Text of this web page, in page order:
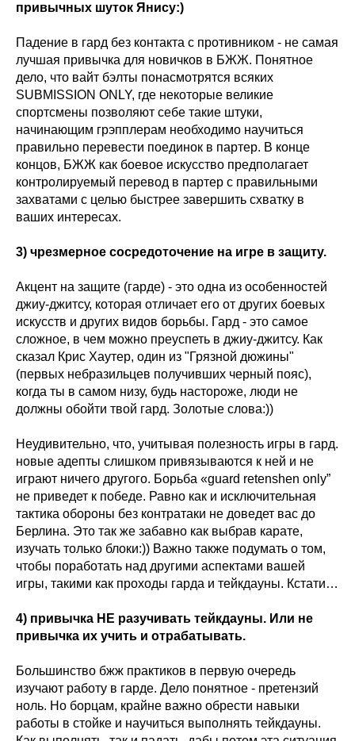
привычных шуток Янису:)
Падение в гард без контакта с противником - не самая
лучшая привычка для новичков в БЖЖ. Понятное
дело, что вайт бэлты понасмотрятся всяких
SUBMISSION ONLY, где некоторые великие
спортсмены позволяют себе такие штуки,
начинающим грэпплерам необходимо научиться
правильно перевести поединок в партер. В конце
концов, БЖЖ как боевое искусство предполагает
контролируемый перевод в партер с правильными
захватами с целью быстрее завершить схватку в
ваших интересах.
3) чрезмерное сосредоточение на игре в защиту.
Акцент на защите (гарде) - это одна из особенностей
джиу-джитсу, которая отличает его от других боевых
искусств и других видов борьбы. Гард - это самое
сложное, в чем можно преуспеть в джиу-джитсу. Как
сказал Крис Хаутер, один из "Грязной дюжины"
(первых небразильцев получивших черный пояс),
когда ты в самом низу, будь настороже, люди не
должны обойти твой гард. Золотые слова:))
Неудивительно, что, учитывая полезность игры в гард.
новые адепты слишком привязываются к ней и не
играют ничего другого. Борьба «guard retenshen only”
не приведет к победе. Равно как и исключительная
тактика обороны без контратаки не доведет вас до
Берлина. Это так же забавно как выбрав карате,
изучать только блоки:)) Важно также подумать о том,
чтобы поработать над другими аспектами вашей
игры, такими как проходы гарда и тейкдауны. Кстати…
4) привычка НЕ разучивать тейкдауны. Или не
привычка их учить и отрабатывать.
Большинство бжж практиков в первую очередь
изучают работу в гарде. Дело понятное - претензий
ноль. Но борцам, крайне важно обрести навыки
работы в стойке и научиться выполнять тейкдауны.